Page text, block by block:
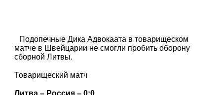
Подопечные Дика Адвокаата в товарищеском
матче в Швейцарии не смогли пробить оборону
сборной Литвы.
Товарищеский матч